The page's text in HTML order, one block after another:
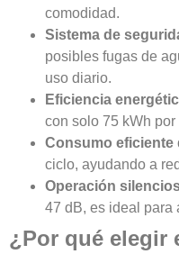
comodidad.
Sistema de
posibles fugas de
uso diario.
Eficiencia
con solo 75 kWh
Consumo eficiente
ciclo, ayudando a
Operación
47 dB, es ideal para
¿Por qué elegir